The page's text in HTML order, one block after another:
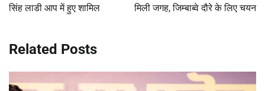
सिंह लाडी आप में हुए शामिल
मिली जगह, जिम्बाब्वे दौरे के लिए चयन
Related Posts